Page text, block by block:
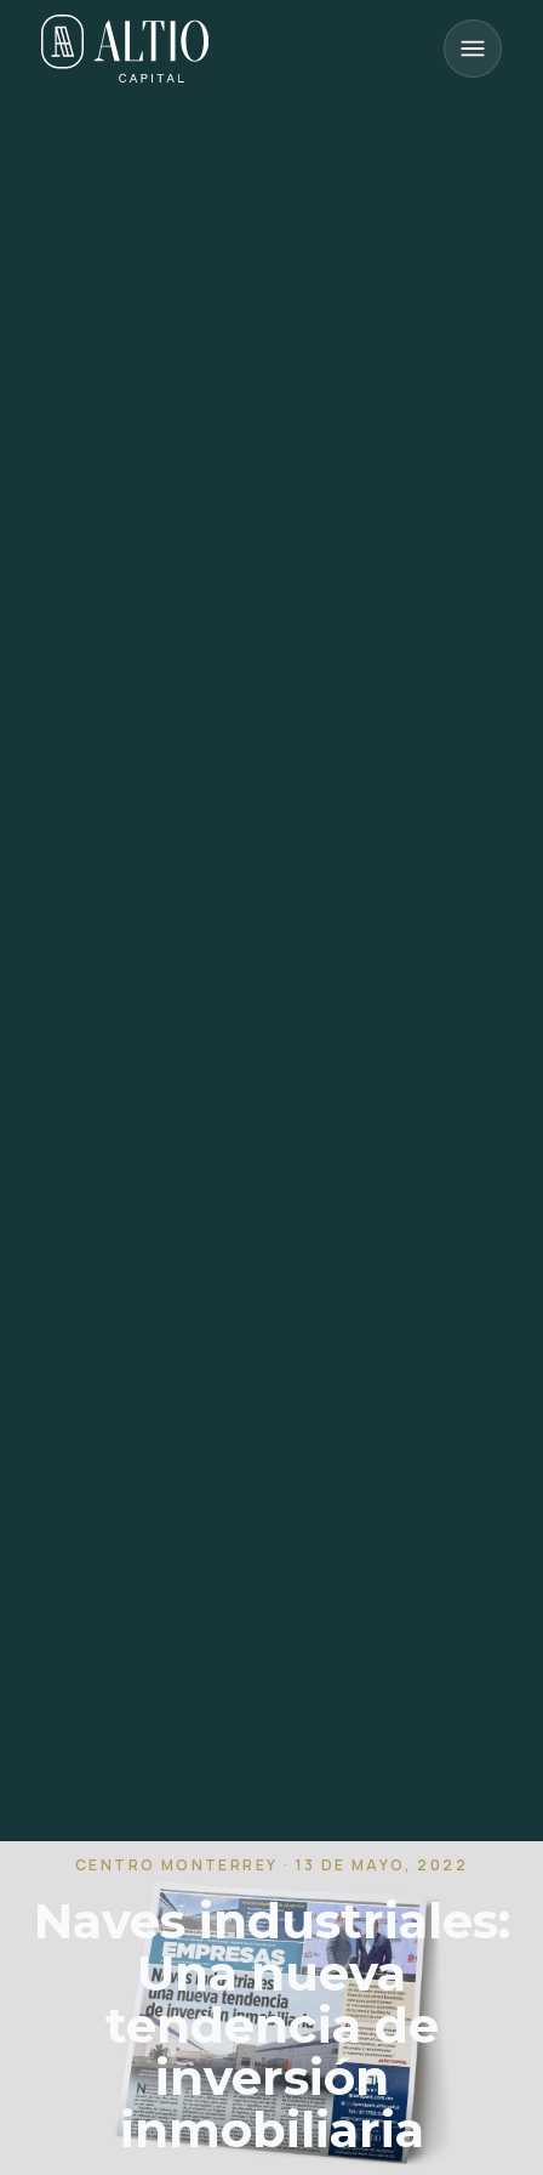
CENTRO MONTERREY · 13 DE MAYO, 2022
Naves industriales:
Una nueva
tendencia de
inversión
inmobiliaria